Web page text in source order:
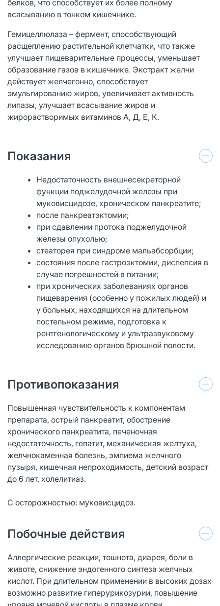
белков, что способствует их более полному
всасыванию в тонком кишечнике.
Гемицеллюлаза – фермент, способствующий
расщеплению растительной клетчатки, что также
улучшает пищеварительные процессы, уменьшает
образование газов в кишечнике. Экстракт желчи
действует желчегонно, способствует
эмульгированию жиров, увеличивает активность
липазы, улучшает всасывание жиров и
жирорастворимых витаминов А, Д, Е, К.
Показания
Недостаточность внешнесекреторной
функции поджелудочной железы при
муковисцидозе, хроническом панкреатите;
после панкреатэктомии;
при сдавлении протока поджелудочной
железы опухолью;
стеаторея при синдроме мальабсорбции;
состояния после гастроэктомии, диспепсия в
случае погрешностей в питании;
при хронических заболеваниях органов
пищеварения (особенно у пожилых людей) и
у больных, находящихся на длительном
постельном режиме, подготовка к
рентгенологическому и ультразвуковому
исследованию органов брюшной полости.
Противопоказания
Повышенная чувствительность к компонентам
препарата, острый панкреатит, обострение
хронического панкреатита, печеночная
недостаточность, гепатит, механическая желтуха,
желчнокаменная болезнь, эмпиема желчного
пузыря, кишечная непроходимость, детский возраст
до 6 лет, холелитиаз.
С осторожностью: муковисцидоз.
Побочные действия
Аллергические реакции, тошнота, диарея, боли в
животе, снижение эндогенного синтеза желчных
кислот. При длительном применении в высоких дозах
возможно развитие гиперурикозурии, повышение